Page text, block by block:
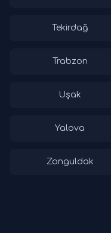
Tekirdağ
Trabzon
Uşak
Yalova
Zonguldak